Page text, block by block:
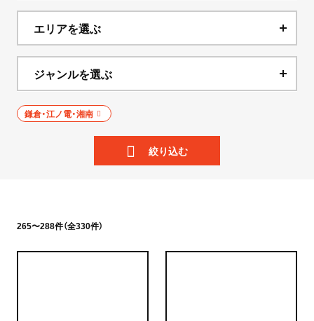
エリアを選ぶ
北海道
青森県
岩手県
山形県
福島県
ジャンルを選ぶ
ニュース
喫茶・カフェ
鎌倉・江ノ電・湘南
絞り込む
265〜288件（全330件）